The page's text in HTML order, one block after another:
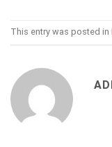
This entry was posted in